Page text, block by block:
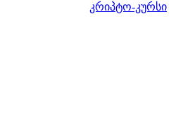
კრიპტო-კურსი